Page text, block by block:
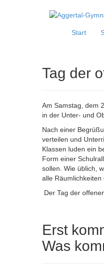
Start
Tag der
Am Samstag, dem
in der Unter- und
Nach einer
verteilen und
Klassen luden ein
Form einer
sollen. Wie üblich,
alle Räumlichkeiten
Der Tag der
Erst
Was